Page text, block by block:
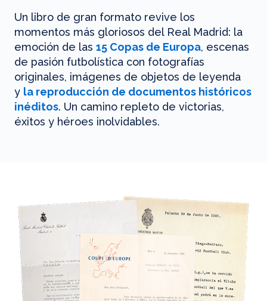
Un libro de gran formato revive los
momentos más gloriosos del Real Madrid: la
emoción de las 15 Copas de Europa, escenas
de pasión futbolística con fotografías
originales, imágenes de objetos de leyenda
y la reproducción de documentos históricos
inéditos. Un camino repleto de victorias,
éxitos y héroes inolvidables.